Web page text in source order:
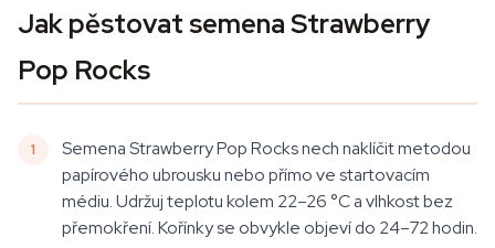
Jak pěstovat semena Strawberry
Pop Rocks
Semena Strawberry Pop Rocks nech naklíčit metodou
papírového ubrousku nebo přímo ve startovacím
médiu. Udržuj teplotu kolem 22–26 °C a vlhkost bez
přemokření. Kořínky se obvykle objeví do 24–72 hodin.